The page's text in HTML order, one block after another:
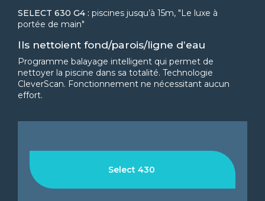
SELECT 630 G4 : piscines jusqu’à 15m, "Le luxe à
portée de main"
Ils nettoient fond/parois/ligne d’eau
Programme balayage intelligent qui permet de
nettoyer la piscine dans sa totalité. Technologie
CleverScan. Fonctionnement ne nécessitant aucun
effort.
Select 430